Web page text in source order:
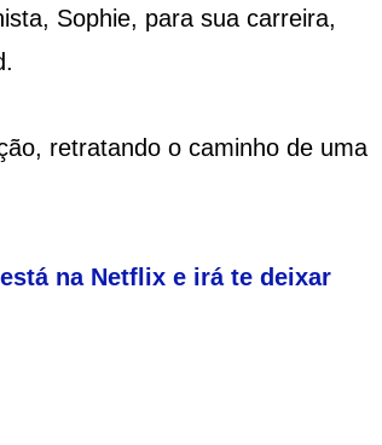
Sophie, para sua carreira,
retratando o caminho de uma
na Netflix e irá te deixar